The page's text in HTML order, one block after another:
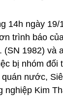
14h ngày 19/
trình báo
(SN 1982) và
bị nhóm
nước,
nghiệp Kim